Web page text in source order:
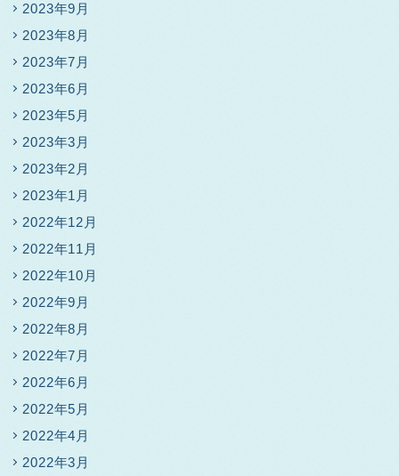
2023年9月
2023年8月
2023年7月
2023年6月
2023年5月
2023年3月
2023年2月
2023年1月
2022年12月
2022年11月
2022年10月
2022年9月
2022年8月
2022年7月
2022年6月
2022年5月
2022年4月
2022年3月